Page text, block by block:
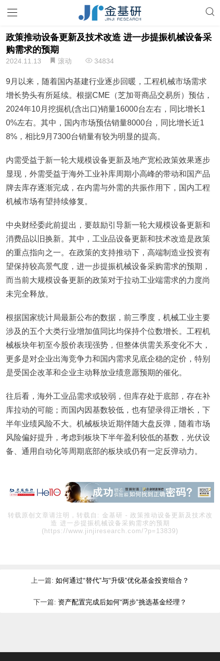
政策推动设备更新及技术改造 进一步提振机械设备采
购需求的预期
2024.11.13 滚动 34834
9月以来，随着国内基建行业逐步回暖，工程机械市场需求
增长势头有所延续。根据CME（芝加哥商品交易所）预估，
2024年10月挖掘机(含出口)销量16000台左右，同比增长1
0%左右。其中，国内市场预估销量8000台，同比增长近1
8%，相比9月7300台销量有较为明显的提高。
内需受益于新一轮大规模设备更新及地产宽松政策效果逐步
显现，外需受益于海外工业补库周期小高峰的带动和国产品
牌去库存逐渐完成，在内需与外需的共振作用下，国内工程
机械市场有望持续修复。
中央财经委此前提出，要鼓励引导新一轮大规模设备更新和
消费品以旧换新。其中，工业品设备更新和技术改造是政策
的重点指向之一。在政策的支持推动下，高端制造业投资有
望保持较高景气度，进一步提振机械设备采购需求的预期，
而当前大规模设备更新的政策对于拉动工业端需求的力度尚
未完全释放。
根据国家统计局最新公布的数据，前三季度，机械工业主要
涉及的五个大类行业增加值同比均保持个位数增长。工程机
械板块年初至今股价表现强势，但整体供需关系变化不大，
更多是对企业出海竞争力和国内需求见底企稳的定价，特别
是受国企改革和企业主动释放业绩意愿预期的催化。
往后看，海外工业品需求或较弱，但库存处于底部，存在补
库拉动的可能；而国内因基数较低，也有望录得正增长，下
半年业绩风险不大。机械板块近期伴随大盘反弹，随着市场
风险偏好提升，考虑到板块下半年盈利较低的基数，光伏设
备、通用自动化等周期底部的板块或仍有一定反弹动力。
转载原创文章请注明，转载自: 金基研 - 政策推动设备更新及技术改
造 进一步提振机械设备采购需求的预期
(https://www.jinjiresearch.com/?p=13839)
上一篇: 如何通过“替代”与“升级”优化基金投资组合？
下一篇: 资产配置完成后如何“两步”挑选基金经理？